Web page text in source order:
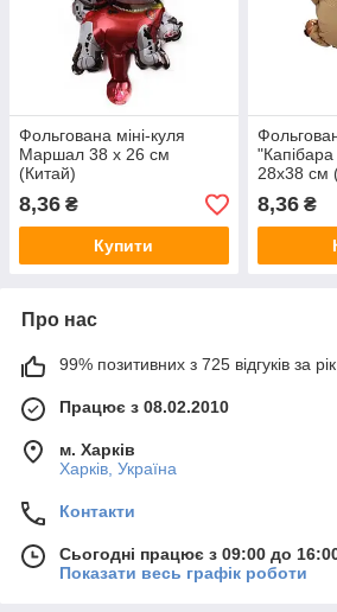
Фольгована міні-куля
Маршал 38 х 26 см
(Китай)
8,36 ₴
Купити
28х38 см
8,36₴
Про нас
99% позитивних з 725 відгуків за рік
Працює з 08.02.2010
м. Харків
Харків, Україна
Контакти
Сьогодні працює з 09:00 до
Показати весь графік роботи